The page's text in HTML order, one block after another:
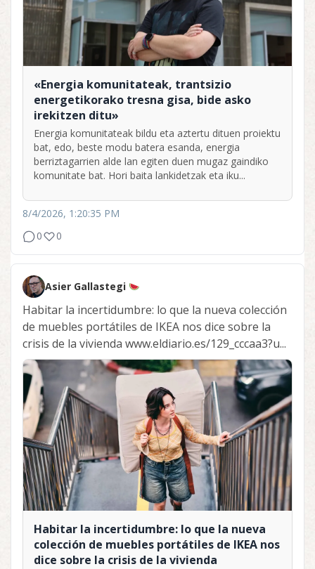
«Energia komunitateak, trantsizio
energetikorako tresna gisa, bide asko
irekitzen ditu»
Energia komunitateak bildu eta aztertu dituen proiektu
bat, edo, beste modu batera esanda, energia
berriztagarrien alde lan egiten duen mugaz gaindiko
komunitate bat. Hori baita lankidetzak eta iku...
8/4/2026, 1:20:35 PM
0
0
Asier Gallastegi
Habitar la incertidumbre: lo que la nueva colección
de muebles portátiles de IKEA nos dice sobre la
crisis de la vivienda www.eldiario.es/129_cccaa3?u...
Habitar la incertidumbre: lo que la nueva
colección de muebles portátiles de IKEA nos
dice sobre la crisis de la vivienda